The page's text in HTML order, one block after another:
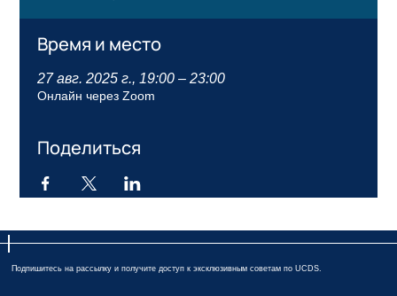
Время и место
27 авг. 2025 г., 19:00 – 23:00
Онлайн через Zoom
Поделиться
Подпишитесь на рассылку и получите доступ к эксклюзивным советам по UCDS.